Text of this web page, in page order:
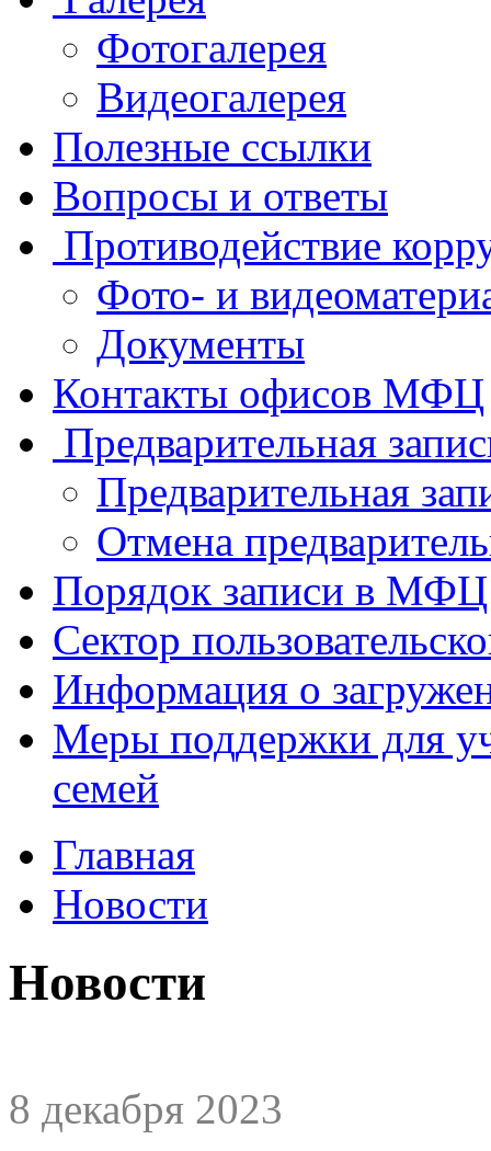
Фотогалерея
Видеогалерея
Полезные ссылки
Вопросы и ответы
Противодействие
Фото- и
Документы
Контакты офисов МФЦ
Предварительная
Предварительная
Отмена
Порядок записи в МФЦ
Сектор
Информация о
Меры поддержки для
семей
Главная
Новости
Новости
8 декабря 2023